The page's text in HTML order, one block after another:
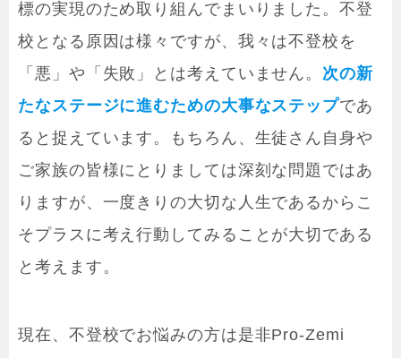
標の実現のため取り組んでまいりました。不登
校となる原因は様々ですが、我々は不登校を
「悪」や「失敗」とは考えていません。 次の新
たなステージに進むための大事なステップであ
ると捉えています。もちろん、生徒さん自身や
ご家族の皆様にとりましては深刻な問題ではあ
りますが、一度きりの大切な人生であるからこ
そプラスに考え行動してみることが大切である
と考えます。
現在、不登校でお悩みの方は是非Pro-Zemi